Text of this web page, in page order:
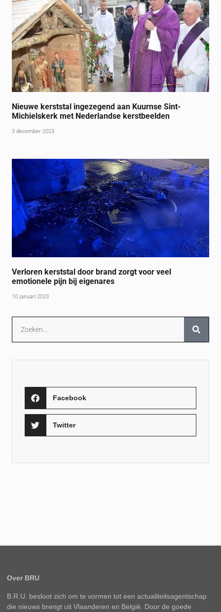
Nieuwe kerststal ingezegend aan Kuurnse Sint-
Michielskerk met Nederlandse kerstbeelden
3 december 2023
Verloren kerststal door brand zorgt voor veel
emotionele pijn bij eigenares
10 januari 2023
Facebook
Twitter
Over BRU
B.R.U. besloot zich om te vormen tot een actualiteitsagentschap
die nieuws brengt uit Vlaanderen en België. Door de goede